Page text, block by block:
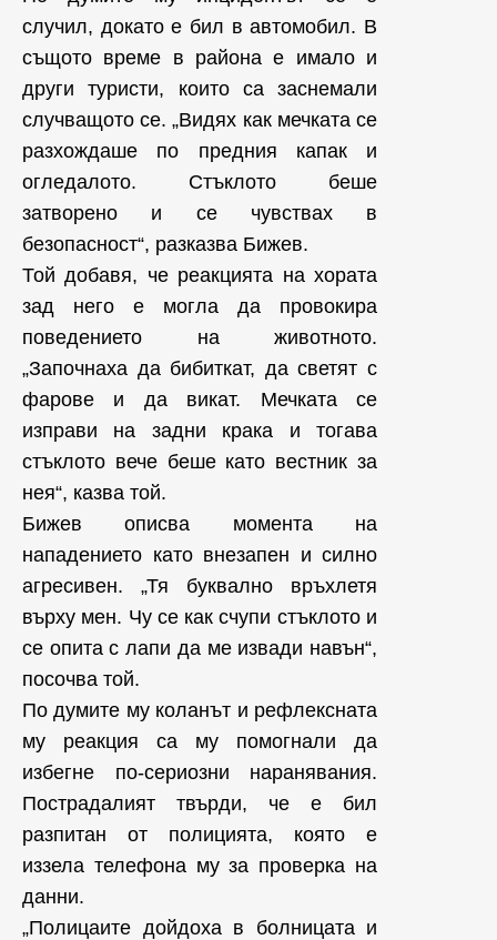
случил, докато е бил в автомобил. В
същото време в района е имало и
други туристи, които са заснемали
случващото се. „Видях как мечката се
разхождаше по предния капак и
огледалото. Стъклото беше
затворено и се чувствах в
безопасност“, разказва Бижев.
Той добавя, че реакцията на хората
зад него е могла да провокира
поведението на животното.
„Започнаха да бибиткат, да светят с
фарове и да викат. Мечката се
изправи на задни крака и тогава
стъклото вече беше като вестник за
нея“, казва той.
Бижев описва момента на
нападението като внезапен и силно
агресивен. „Тя буквално връхлетя
върху мен. Чу се как счупи стъклото и
се опита с лапи да ме извади навън“,
посочва той.
По думите му коланът и рефлексната
му реакция са му помогнали да
избегне по-сериозни наранявания.
Пострадалият твърди, че е бил
разпитан от полицията, която е
иззела телефона му за проверка на
данни.
„Полицаите дойдоха в болницата и